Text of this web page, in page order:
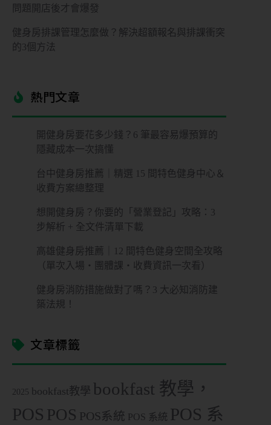
問題開店後才會爆發
健身房排課管理怎麼做？解決超額報名與排課衝突
的3個方法
熱門文章​
開健身房要花多少錢？6 筆最容易爆預算的
隱藏成本一次搞懂
台中健身房推薦｜精選 15 間特色健身中心＆
收費方案總整理
想開健身房？你要的「營業登記」攻略：3
步解析 + 全文件清單下載
高雄健身房推薦｜12 間特色健身空間全攻略
（單次入場・團體課・收費資訊一次看）
健身房消防措施做對了嗎？3 大必知消防建
築法規！
文章標籤
2025 bookfast教學 bookfast 教學，
POS POS POS系統 POS 系統 POS 系
出
元
金
會
費
諮
詢